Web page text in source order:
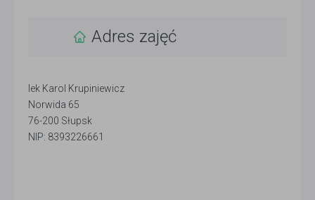
Adres zajęć
lek Karol Krupiniewicz
Norwida 65
76-200 Słupsk
NIP: 8393226661